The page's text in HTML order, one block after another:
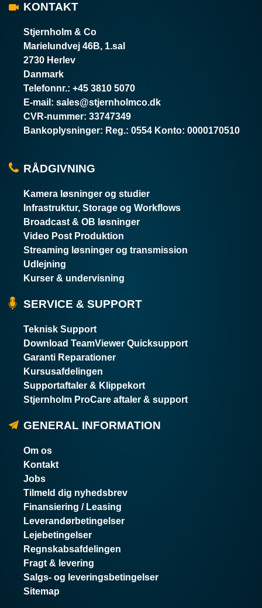
KONTAKT
Stjernholm & Co
Marielundvej 46B, 1.sal
2730 Herlev
Danmark
Telefonnr.: +45 3810 5070
E-mail : sales@stjernholmco.dk
CVR-nummer: 33747349
Bankoplysninger: Reg.: 0554 Konto: 0000170510
RÅDGIVNING
Kamera løsninger og studier
Infrastruktur, Storage og Workflows
Broadcast & OB løsninger
Video Post Produktion
Streaming løsninger og transmission
Udlejning
Kurser & undervisning
SERVICE & SUPPORT
Teknisk Support
Download TeamViewer Quicksupport
Garanti Reparationer
Kursusafdelingen
Supportaftaler & Klippekort
Stjernholm ProCare aftaler & support
GENERAL INFORMATION
Om os
Kontakt
Jobs
Tilmeld dig nyhedsbrev
Finansiering / Leasing
Leverandørbetingelser
Lejebetingelser
Regnskabsafdelingen
Fragt & levering
Salgs- og leveringsbetingelser
Sitemap